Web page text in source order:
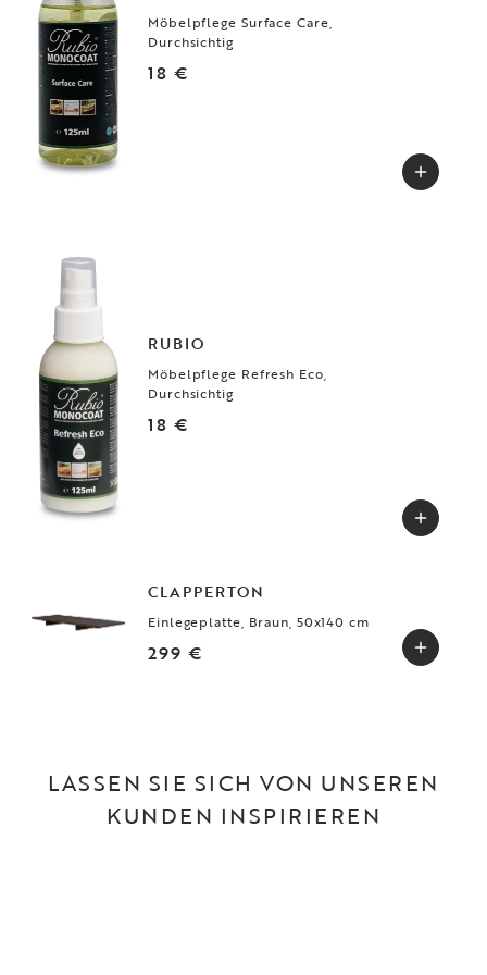
Auffrischung der Holzoberfläche (bei Bedarf, bis zu 4-mal pro Jahr).
Weitere Informationen finden Sie in der Pflegeanleitung.
Möbelpflege Surface Care,
Durchsichtig
18 €
RUBIO
Möbelpflege Refresh Eco,
Durchsichtig
18 €
CLAPPERTON
Einlegeplatte, Braun, 50x140 cm
299 €
LASSEN SIE SICH VON UNSEREN
KUNDEN INSPIRIEREN